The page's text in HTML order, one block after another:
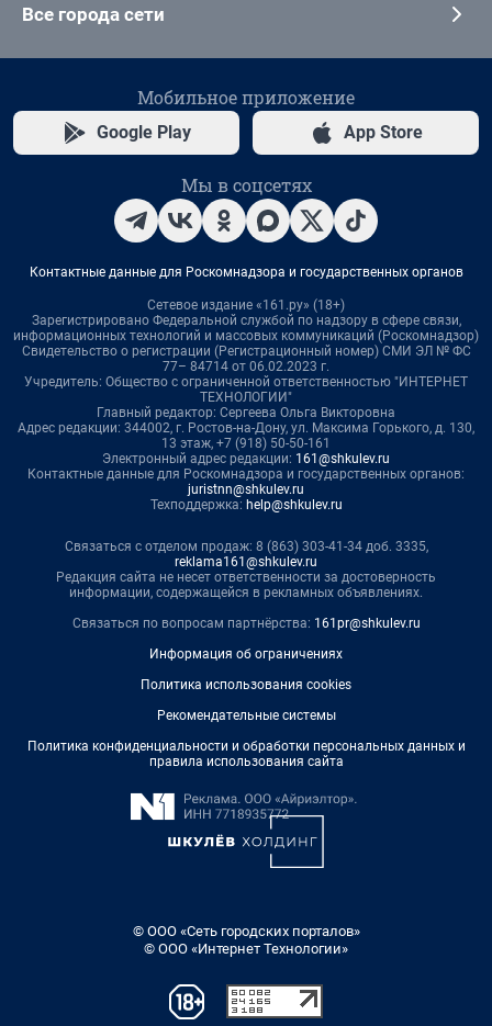
Все города сети
Мобильное приложение
Google Play App Store
Мы в соцсетях
Контактные данные для Роскомнадзора и государственных органов
Сетевое издание «161.ру» (18+)
Зарегистрировано Федеральной службой по надзору в сфере связи,
информационных технологий и массовых коммуникаций (Роскомнадзор)
Свидетельство о регистрации (Регистрационный номер) СМИ ЭЛ № ФС
77– 84714 от 06.02.2023 г.
Учредитель: Общество с ограниченной ответственностью "ИНТЕРНЕТ
ТЕХНОЛОГИИ"
Главный редактор: Сергеева Ольга Викторовна
Адрес редакции: 344002, г. Ростов-на-Дону, ул. Максима Горького, д. 130,
13 этаж, +7 (918) 50-50-161
Электронный адрес редакции: 161@shkulev.ru
Контактные данные для Роскомнадзора и государственных органов:
juristnn@shkulev.ru
Техподдержка: help@shkulev.ru
Связаться с отделом продаж: 8 (863) 303-41-34 доб. 3335,
reklama161@shkulev.ru
Редакция сайта не несет ответственности за достоверность
информации, содержащейся в рекламных объявлениях.
Связаться по вопросам партнёрства: 161pr@shkulev.ru
Информация об ограничениях
Политика использования cookies
Рекомендательные системы
Политика конфиденциальности и обработки персональных данных и
правила использования сайта
© ООО «Сеть городских порталов»
© ООО «Интернет Технологии»